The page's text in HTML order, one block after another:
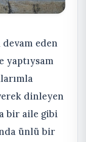
eden
yaptıysam
dinleyen
bir aile gibi
ünlü bir